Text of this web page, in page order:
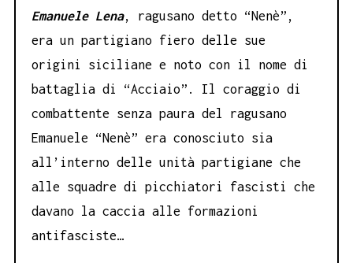
Emanuele Lena, ragusano detto “Nenè”,
era un partigiano fiero delle sue
origini siciliane e noto con il nome di
battaglia di “Acciaio”. Il coraggio di
combattente senza paura del ragusano
Emanuele “Nenè” era conosciuto sia
all’interno delle unità partigiane che
alle squadre di picchiatori fascisti che
davano la caccia alle formazioni
antifasciste…